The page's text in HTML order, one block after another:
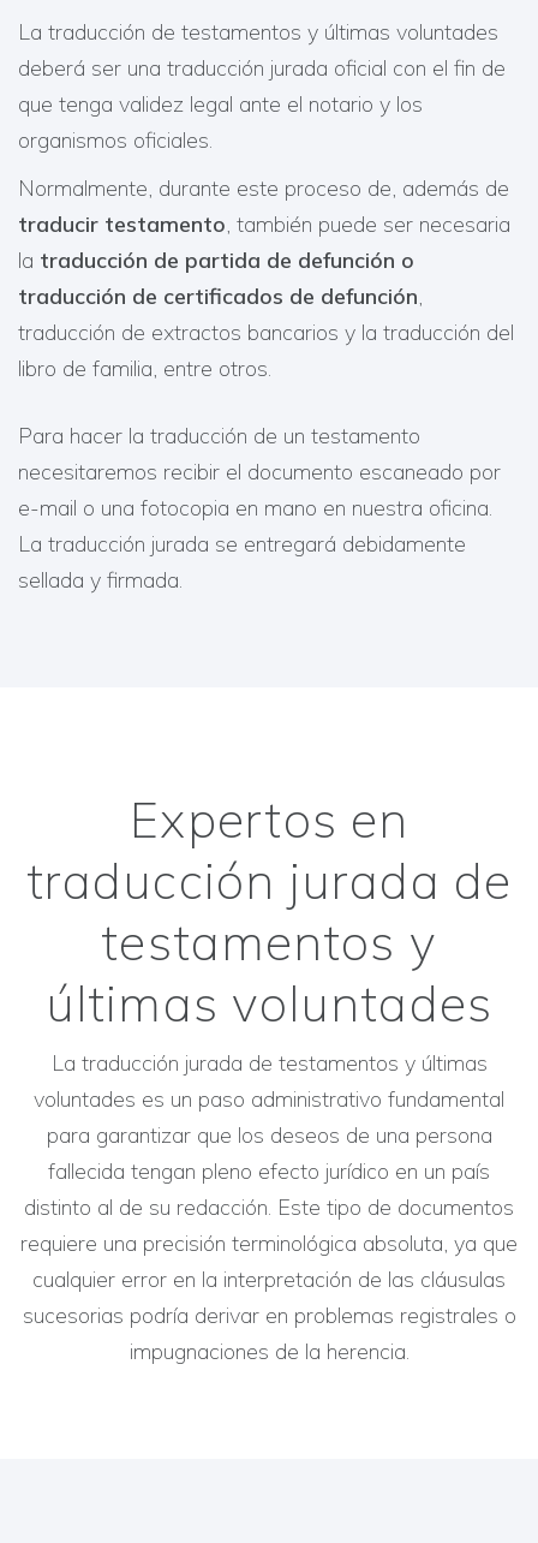
La traducción de testamentos y últimas voluntades
deberá ser una traducción jurada oficial con el fin de
que tenga validez legal ante el notario y los
organismos oficiales.
Normalmente, durante este proceso de, además de
traducir testamento, también puede ser necesaria
la traducción de partida de defunción o
traducción de certificados de defunción,
traducción de extractos bancarios y la traducción del
libro de familia, entre otros.
Para hacer la traducción de un testamento
necesitaremos recibir el documento escaneado por
e-mail o una fotocopia en mano en nuestra oficina.
La traducción jurada se entregará debidamente
sellada y firmada.
Expertos en
traducción jurada de
testamentos y
últimas voluntades
La traducción jurada de testamentos y últimas
voluntades es un paso administrativo fundamental
para garantizar que los deseos de una persona
fallecida tengan pleno efecto jurídico en un país
distinto al de su redacción. Este tipo de documentos
requiere una precisión terminológica absoluta, ya que
cualquier error en la interpretación de las cláusulas
sucesorias podría derivar en problemas registrales o
impugnaciones de la herencia.